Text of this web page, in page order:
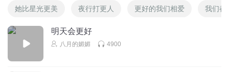
她比星光更美 夜行打更人 更好的我们相爱 我们都
明天会更好
八月的媚媚 4900